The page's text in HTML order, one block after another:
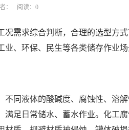
： 阅读：0
况需求综合判断，合理的选型方
、环保、民生等各类储存作业场
同液体的酸碱度、腐蚀性、溶
足日常储水、蓄水作业。化工腐